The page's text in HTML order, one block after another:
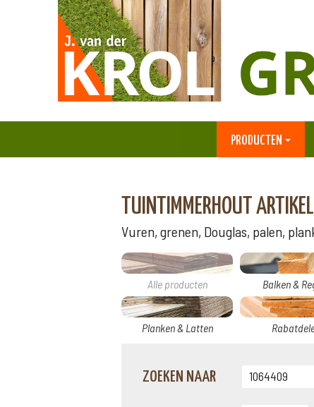
PRODUCTEN
TUINTIMMERHOUT
Vuren, grenen, Douglas, palen,
Alle producten Balken &
Planken & Latten
ZOEKEN NAAR